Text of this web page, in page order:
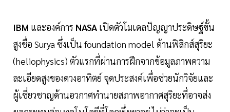
IBM และองค์การ NASA เปิดตัวโมเดลปัญญาประดิษฐ์ขั้น
สูงชื่อ Surya ซึ่งเป็น foundation model ด้านฟิสิกส์สุริยะ
(heliophysics) ตัวแรกที่ผ่านการฝึกจากข้อมูลภาพความ
ละเอียดสูงของดวงอาทิตย์ จุดประสงค์เพื่อช่วยนักวิจัยและ
ผู้เชี่ยวชาญด้านอวกาศทำนายสภาพอากาศสุริยะที่อาจส่ง